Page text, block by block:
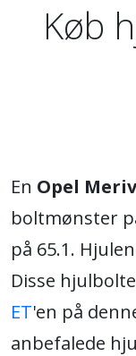
Køb
En Opel
boltmønster
på 65.1.
Disse
ET'en på
anbefalede